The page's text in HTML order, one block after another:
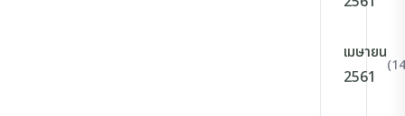
เมษายน
2561